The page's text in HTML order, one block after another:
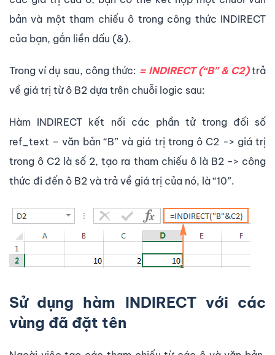
bản và một tham chiếu ô trong công thức INDIRECT
của bạn, gắn liền dấu (&).
Trong ví dụ sau, công thức: = INDIRECT (“B” & C2)trả
về giá trị từ ô B2 dựa trên chuỗi logic sau:
Hàm INDIRECT kết nối các phần tử trong đối số
ref_text – văn bản “B” và giá trị trong ô C2 -> giá trị
trong ô C2 là số 2, tạo ra tham chiếu ô là B2 -> công
thức đi đến ô B2 và trả về giá trị của nó, là “10”.
Sử dụng hàm INDIRECT với các
vùng đã đặt tên